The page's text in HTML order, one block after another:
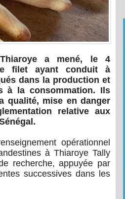
Thiaroye a mené, le 4
filet ayant conduit à
dans la production et
à la consommation. Ils
qualité, mise en danger
relative aux
opérationnel
à Thiaroye Tally
recherche, appuyée par
successives dans les